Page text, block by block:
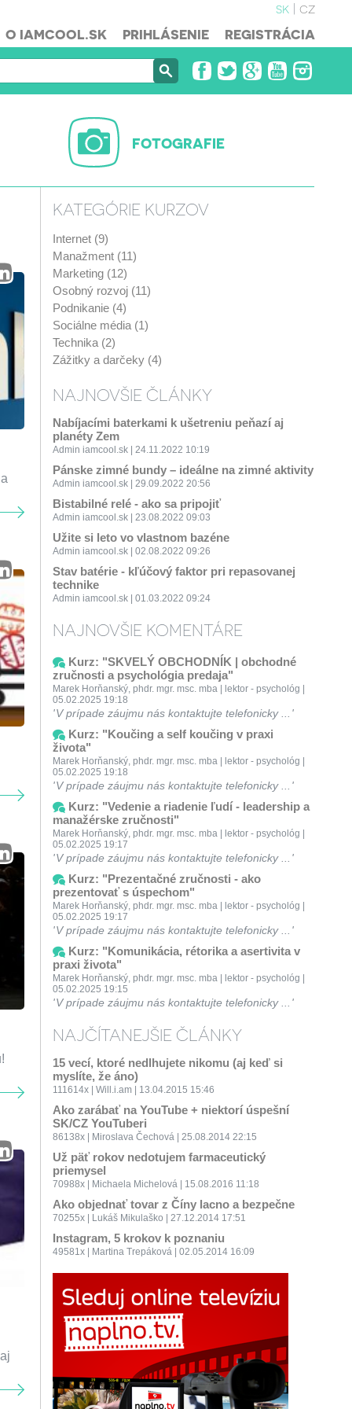
sk
cz
O IAMCOOL.SK
PRIHLÁSENIE REGISTRÁCIA
FOTOGRAFIE
KATEGÓRIE KURZOV
Internet (9)
Manažment (11)
Marketing (12)
Osobný rozvoj (11)
Podnikanie (4)
Sociálne média (1)
Technika (2)
Zážitky a darčeky (4)
NAJNOVŠIE ČLÁNKY
Nabíjacími baterkami k ušetreniu peňazí aj
planéty Zem
Admin iamcool.sk | 24.11.2022 10:19
Pánske zimné bundy – ideálne na zimné aktivity
Admin iamcool.sk | 29.09.2022 20:56
Bistabilné relé - ako sa pripojiť
Admin iamcool.sk | 23.08.2022 09:03
Užite si leto vo vlastnom bazéne
Admin iamcool.sk | 02.08.2022 09:26
Stav batérie - kľúčový faktor pri repasovanej
technike
Admin iamcool.sk | 01.03.2022 09:24
NAJNOVŠIE KOMENTÁRE
Kurz: "SKVELÝ OBCHODNÍK | obchodné
zručnosti a psychológia predaja"
Marek Horňanský, phdr. mgr. msc. mba | lektor - psychológ |
05.02.2025 19:18
V prípade záujmu nás kontaktujte telefonicky ...
Kurz: "Koučing a self koučing v praxi
života"
Marek Horňanský, phdr. mgr. msc. mba | lektor - psychológ |
05.02.2025 19:18
V prípade záujmu nás kontaktujte telefonicky ...
Kurz: "Vedenie a riadenie ľudí - leadership a
manažérske zručnosti"
Marek Horňanský, phdr. mgr. msc. mba | lektor - psychológ |
05.02.2025 19:17
V prípade záujmu nás kontaktujte telefonicky ...
Kurz: "Prezentačné zručnosti - ako
prezentovať s úspechom"
Marek Horňanský, phdr. mgr. msc. mba | lektor - psychológ |
05.02.2025 19:17
V prípade záujmu nás kontaktujte telefonicky ...
Kurz: "Komunikácia, rétorika a asertivita v
praxi života"
Marek Horňanský, phdr. mgr. msc. mba | lektor - psychológ |
05.02.2025 19:15
V prípade záujmu nás kontaktujte telefonicky ...
NAJČÍTANEJŠIE ČLÁNKY
15 vecí, ktoré nedlhujete nikomu (aj keď si
myslíte, že áno)
111614x | Will.i.am | 13.04.2015 15:46
Ako zarábať na YouTube + niektorí úspešní
SK/CZ YouTuberi
86138x | Miroslava Čechová | 25.08.2014 22:15
Už päť rokov nedotujem farmaceutický
priemysel
70988x | Michaela Michelová | 15.08.2016 11:18
Ako objednať tovar z Číny lacno a bezpečne
70255x | Lukáš Mikulaško | 27.12.2014 17:51
Instagram, 5 krokov k poznaniu
49581x | Martina Trepáková | 02.05.2014 16:09